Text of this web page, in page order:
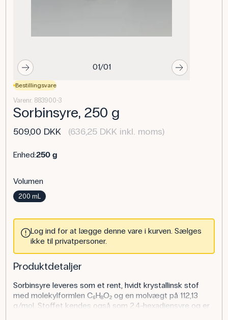
01/01
Bestillingsvare
Varenr. 883900-3
Sorbinsyre, 250 g
509,00 DKK (636,25 DKK inkl. moms)
Enhed:250 g
Volumen
200 mL
Log ind for at lægge denne vare i kurven. Sælges
ikke til privatpersoner.
Produktdetaljer
Sorbinsyre leveres som et rent, hvidt krystallinsk stof
med molekylformlen C₆H₈O₂ og en molvægt på 112,13
g/mol. Stoffet kendes også som 2,4-hexadiensyre og er